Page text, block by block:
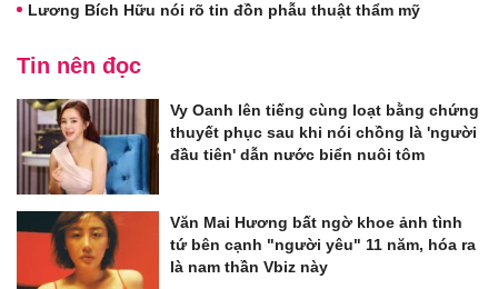
Lương Bích Hữu nói rõ tin đồn phẫu thuật thẩm mỹ
Tin nên đọc
Vy Oanh lên tiếng cùng loạt bằng chứng
thuyết phục sau khi nói chồng là 'người
đầu tiên' dẫn nước biển nuôi tôm
Văn Mai Hương bất ngờ khoe ảnh tình
tứ bên cạnh "người yêu" 11 năm, hóa ra
là nam thần Vbiz này